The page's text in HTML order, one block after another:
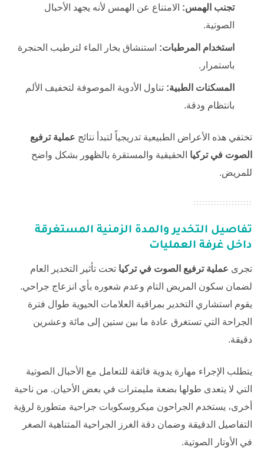
تجنب الهمس: الامتناع عن الهمس لأنه يجهد الأحبال
الصوتية.
استخدام المرطبات: استنشاق بخار الماء لترطيب الحنجرة
باستمرار.
المسكنات الطبية: تناول الأدوية الموصوفة لتخفيف الألم
بانتظام ودقة.
تختفي هذه الأعراض الطبيعية تدريجياً لتبدأ نتائج عملية ترفيع
الصوت في تركيا الحقيقية والمستقرة بالظهور بشكل واضح
للمريض.
تفاصيل التخدير والمدة الزمنية المستغرقة
داخل غرفة العمليات
تجرى عملية ترفيع الصوت في تركيا تحت تأثير التخدير العام
لضمان سكون المريض التام وعدم شعوره بأي انزعاج جراحي.
يقوم استشاري التخدير بمراقبة العلامات الحيوية طوال فترة
الجراحة التي تستغرق عادة ما بين ستين إلى مائة وعشرين
دقيقة.
يتطلب الإجراء مهارة يدوية فائقة للتعامل مع الأحبال الصوتية
التي لا يتعدى طولها بضعة مليمترات في بعض الأحيان. من ناحية
أخرى، يستخدم الجراحون ميكروسكوبات جراحية متطورة لرؤية
التفاصيل الدقيقة وضمان دقة الغرز الجراحية المتناهية الصغر
في الأوتار الصوتية.